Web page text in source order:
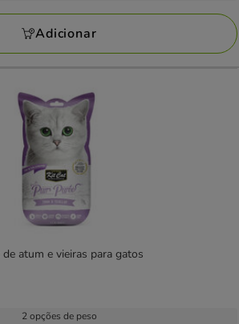
Adicionar
de atum e vieiras para gatos
2 opções de peso